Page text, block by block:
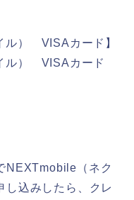
ル） VISAカード】
イル） VISAカード
NEXTmobile（ネク
し込みしたら、クレ